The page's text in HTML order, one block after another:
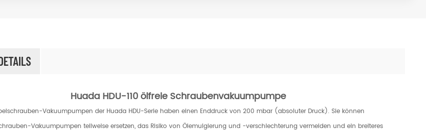
Huada HDU-110 ölfreie Schraubenvakuumpumpe
Vakuumpumpen der Huada HDU-Serie haben einen Enddruck von 200 mbar (absoluter Druck). Sie können
Vakuumpumpen teilweise ersetzen, das Risiko von Ölemulgierung und -verschlechterung vermeiden und ein breiteres